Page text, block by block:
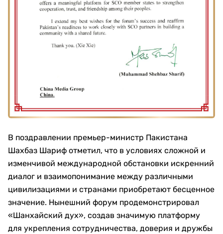
В поздравлении премьер-министр Пакистана
Шахбаз Шариф отметил, что в условиях сложной и
изменчивой международной обстановки искренний
диалог и взаимопонимание между различными
цивилизациями и странами приобретают бесценное
значение. Нынешний форум продемонстрировал
«Шанхайский дух», создав значимую платформу
для укрепления сотрудничества, доверия и дружбы